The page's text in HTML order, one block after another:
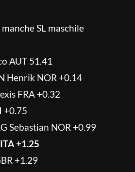
SL maschile
AUT 51.41
Henrik NOR +0.14
FRA +0.32
+0.75
Sebastian NOR +0.99
+1.25
+1.29